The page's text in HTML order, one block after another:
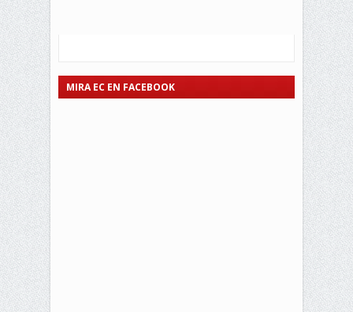
MIRA EC EN FACEBOOK